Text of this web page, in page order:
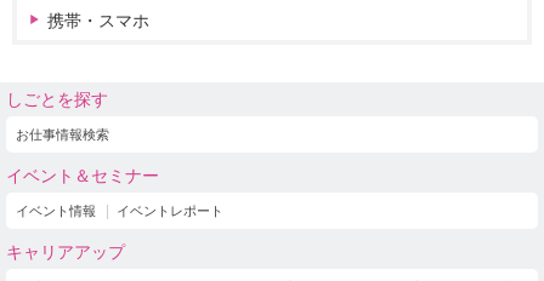
携帯・スマホ
しごとを探す
お仕事情報検索
イベント＆セミナー
イベント情報 イベントレポート
キャリアアップ